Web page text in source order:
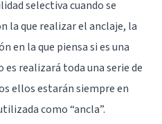
selectiva cuando se
la que realizar el anclaje, la
en la que piensa si es una
es realizará toda una serie de
ellos estarán siempre en
como “ancla”.